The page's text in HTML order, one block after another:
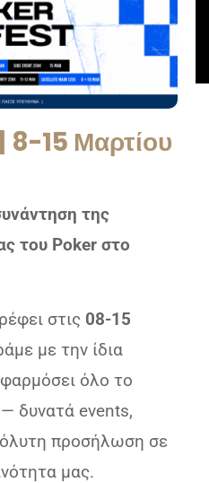
15 Μαρτίου
της
του Poker στο
στις 08-15
με την ίδια
όλο το
δυνατά events,
προσήλωση σε
μας.